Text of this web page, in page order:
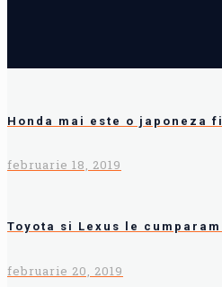
Honda mai este o japoneza
februarie 18, 2019
Toyota si Lexus le
februarie 20, 2019